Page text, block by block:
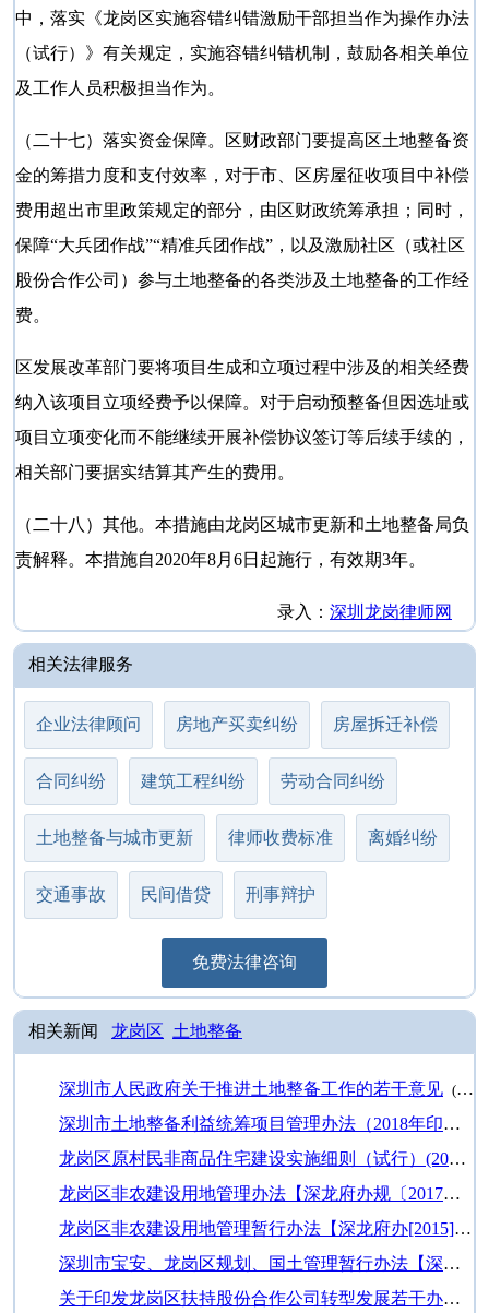
中，落实《龙岗区实施容错纠错激励干部担当作为操作办法
（试行）》有关规定，实施容错纠错机制，鼓励各相关单位
及工作人员积极担当作为。
（二十七）落实资金保障。区财政部门要提高区土地整备资
金的筹措力度和支付效率，对于市、区房屋征收项目中补偿
费用超出市里政策规定的部分，由区财政统筹承担；同时，
保障“大兵团作战”“精准兵团作战”，以及激励社区（或社区
股份合作公司）参与土地整备的各类涉及土地整备的工作经
费。
区发展改革部门要将项目生成和立项过程中涉及的相关经费
纳入该项目立项经费予以保障。对于启动预整备但因选址或
项目立项变化而不能继续开展补偿协议签订等后续手续的，
相关部门要据实结算其产生的费用。
（二十八）其他。本措施由龙岗区城市更新和土地整备局负
责解释。本措施自2020年8月6日起施行，有效期3年。
录入： 深圳龙岗律师网
相关法律服务
企业法律顾问 房地产买卖纠纷 房屋拆迁补偿
合同纠纷 建筑工程纠纷 劳动合同纠纷
土地整备与城市更新 律师收费标准 离婚纠纷
交通事故 民间借贷 刑事辩护
免费法律咨询
相关新闻 龙岗区 土地整备
深圳市人民政府关于推进土地整备工作的若干意见 (21-03-04)
深圳市土地整备利益统筹项目管理办法（2018年印发）
龙岗区原村民非商品住宅建设实施细则（试行）(2006年)
龙岗区非农建设用地管理办法【深龙府办规〔2017〕6号】
龙岗区非农建设用地管理暂行办法【深龙府办[2015]28号】
深圳市宝安、龙岗区规划、国土管理暂行办法【深府[1993]283】
关于印发龙岗区扶持股份合作公司转型发展若干办法实施细则（暂行）及3个…